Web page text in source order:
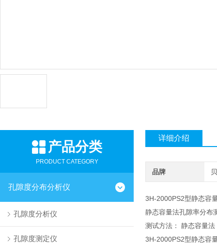
产品分类
PRODUCT CATEGORY
孔隙度分布分析仪
孔隙度分析仪
孔隙度测定仪
详细介绍
品牌
3H-2000PS2型静态容
静态容量法孔隙率分布
测试方法： 静态容量法
3H-2000PS2型静态容